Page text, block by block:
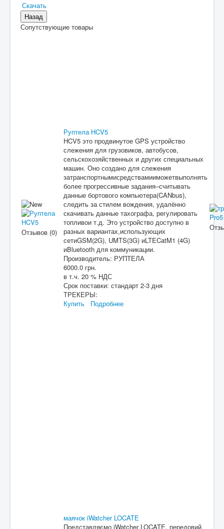
Скачать
Сопутствующие товары
Отзывов (0)
Руптела HCV5
HCV5 это продвинутое GPS устройство
слежения для грузовиков, автобусов,
сельскохозяйственных и других специальных
машин. Оно создано для слежения
затранспортнымисредствамииможетвыполнять
более прогрессивные задания–считывать
данные бортового компьютера(CANbus),
следить за стилем вождения, удалённо
скачивать данные тахографа, регулировать
топливои т.д. Это устройство доступно в
разных вариантах,использующих
сетиGSM(2G), UMTS(3G) иLTECatM1 (4G)
иBluetooth для коммуникации.
Производитель: РУПТЕЛА
6000.0 грн.
в т.ч. 20 % НДС
Срок поставки: стандарт 2-3 дня
ТРЕКЕРЫ:
Купить
Подробнее
маячок iWatcher LOCATE
Представляємо iWatcher LOCATE, передовий